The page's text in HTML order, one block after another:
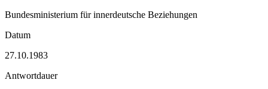
Bundesministerium für innerdeutsche Beziehungen
Datum
27.10.1983
Antwortdauer